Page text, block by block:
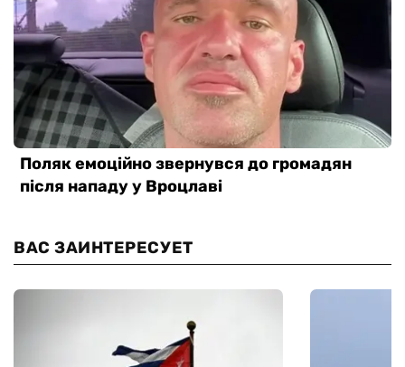
ВАС ЗАИНТЕРЕСУЕТ